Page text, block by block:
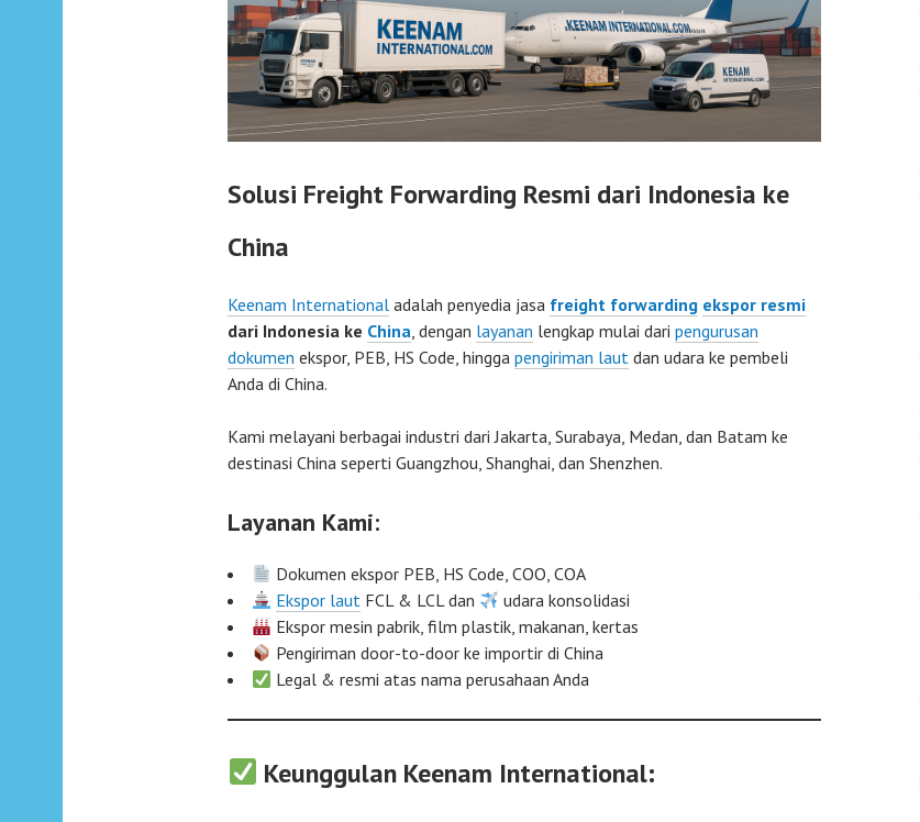
Solusi Freight Forwarding Resmi dari Indonesia ke
China
Keenam International adalah penyedia jasa freight forwarding ekspor resmi
dari Indonesia ke China, dengan layanan lengkap mulai dari pengurusan
dokumen ekspor, PEB, HS Code, hingga pengiriman laut dan udara ke pembeli
Anda di China.
Kami melayani berbagai industri dari Jakarta, Surabaya, Medan, dan Batam ke
destinasi China seperti Guangzhou, Shanghai, dan Shenzhen.
Layanan Kami:
Dokumen ekspor PEB, HS Code, COO, COA
Ekspor laut FCL & LCL dan
udara konsolidasi
Ekspor mesin pabrik, film plastik, makanan, kertas
Pengiriman door-to-door ke importir di China
Legal & resmi atas nama perusahaan Anda
Keunggulan Keenam International: